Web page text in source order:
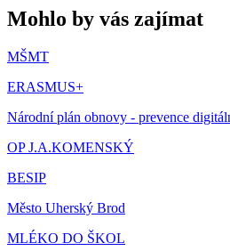
Mohlo by vás zajímat
MŠMT
ERASMUS+
Národní plán obnovy - prevence
OP J.A.KOMENSKÝ
BESIP
Město Uherský Brod
MLÉKO DO ŠKOL